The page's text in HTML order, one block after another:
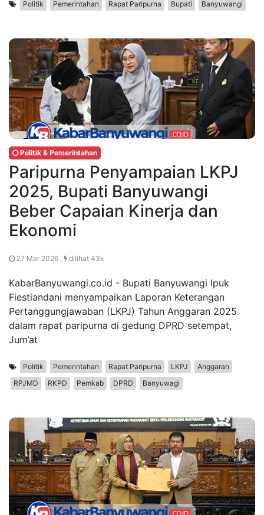
Politik Pemerintahan Rapat Paripurna Bupati Banyuwangi
Politik & Pemerintahan
Paripurna Penyampaian LKPJ
2025, Bupati Banyuwangi
Beber Capaian Kinerja dan
Ekonomi
27 Mar 2026 , dilihat 43k
KabarBanyuwangi.co.id - Bupati Banyuwangi Ipuk
Fiestiandani menyampaikan Laporan Keterangan
Pertanggungjawaban (LKPJ) Tahun Anggaran 2025
dalam rapat paripurna di gedung DPRD setempat,
Jum’at
Politik Pemerintahan Rapat Paripurna LKPJ
Anggaran
RPJMD
RKPD Pemkab DPRD Banyuwagi